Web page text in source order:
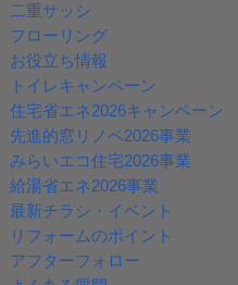
二重サッシ
フローリング
お役立ち情報
トイレキャンペーン
住宅省エネ2026キャンペーン
先進的窓リノベ2026事業
みらいエコ住宅2026事業
給湯省エネ2026事業
最新チラシ・イベント
リフォームのポイント
アフターフォロー